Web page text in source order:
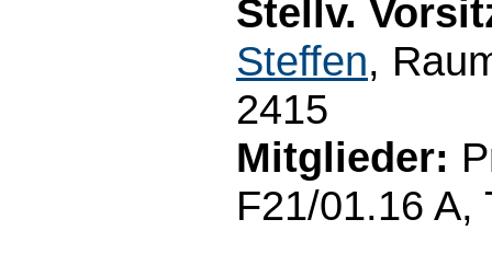
Stellv.
Steffen,
2415
Mitglieder:
F21/01.16 A,